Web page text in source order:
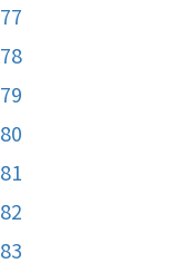
77
78
79
80
81
82
83